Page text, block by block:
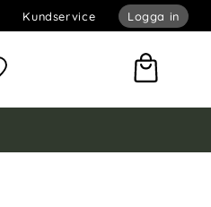
Kundservice Logga in
favoriter